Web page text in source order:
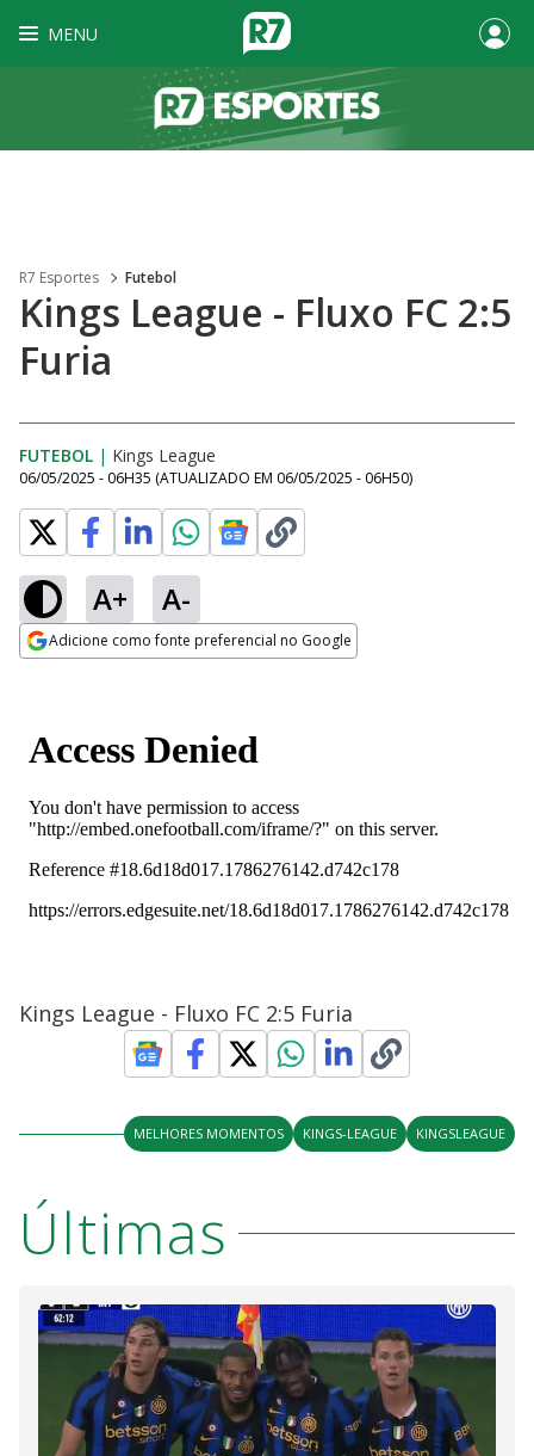
MENU
R7 Esportes Futebol
Kings League - Fluxo FC 2:5
Furia
FUTEBOL | Kings League
06/05/2025 - 06H35 (ATUALIZADO EM 06/05/2025 - 06H50)
A+ A-
Adicione como fonte preferencial no Google
Kings League - Fluxo FC 2:5 Furia
MELHORES MOMENTOS KINGS-LEAGUE KINGSLEAGUE
Últimas